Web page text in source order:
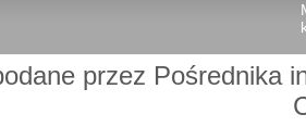
przez Pośrednika